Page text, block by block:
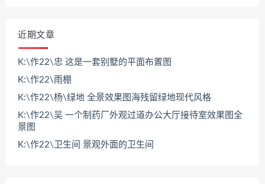
近期文章
K:\作22\忠 这是一套别墅的平面布置图
K:\作22\雨棚
K:\作22\杨\绿地 全景效果图海残留绿地现代风格
K:\作22\吴 一个制药厂外观过道办公大厅接待室效果图全
景图
K:\作22\卫生间 景观外面的卫生间